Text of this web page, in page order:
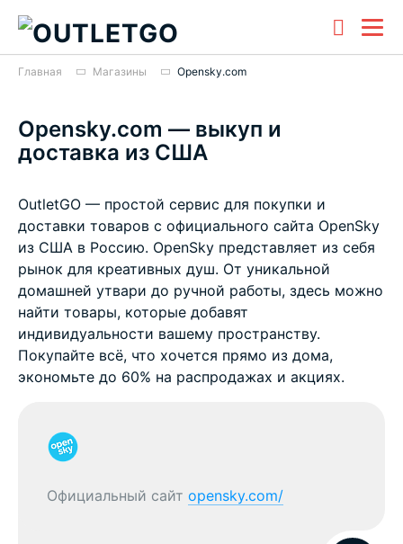
Главная Магазины Opensky.com
Opensky.com — выкуп и
доставка из США
OutletGO — простой сервис для покупки и
доставки товаров с официального сайта OpenSky
из США в Россию. OpenSky представляет из себя
рынок для креативных душ. От уникальной
домашней утвари до ручной работы, здесь можно
найти товары, которые добавят
индивидуальности вашему пространству.
Покупайте всё, что хочется прямо из дома,
экономьте до 60% на распродажах и акциях.
Официальный сайт opensky.com/